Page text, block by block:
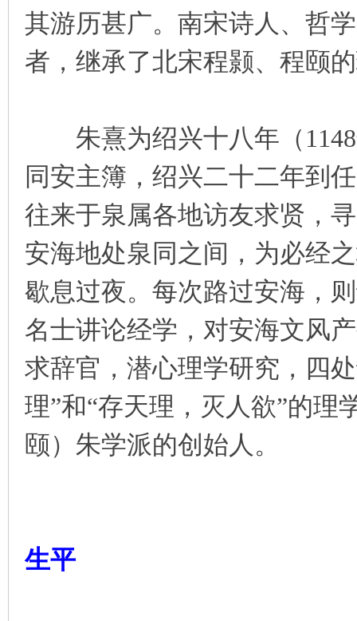
其游历甚广。南宋诗人、哲
者，继承了北宋程颢、程颐
朱熹为绍兴十八年（1148
同安主簿，绍兴二十二年到
往来于泉属各地访友求贤，
安海地处泉同之间，为必经
歇息过夜。每次路过安海，
名士讲论经学，对安海文风
求辞官，潜心理学研究，四
理”和“存天理，灭人欲”的理
颐）朱学派的创始人。
生平